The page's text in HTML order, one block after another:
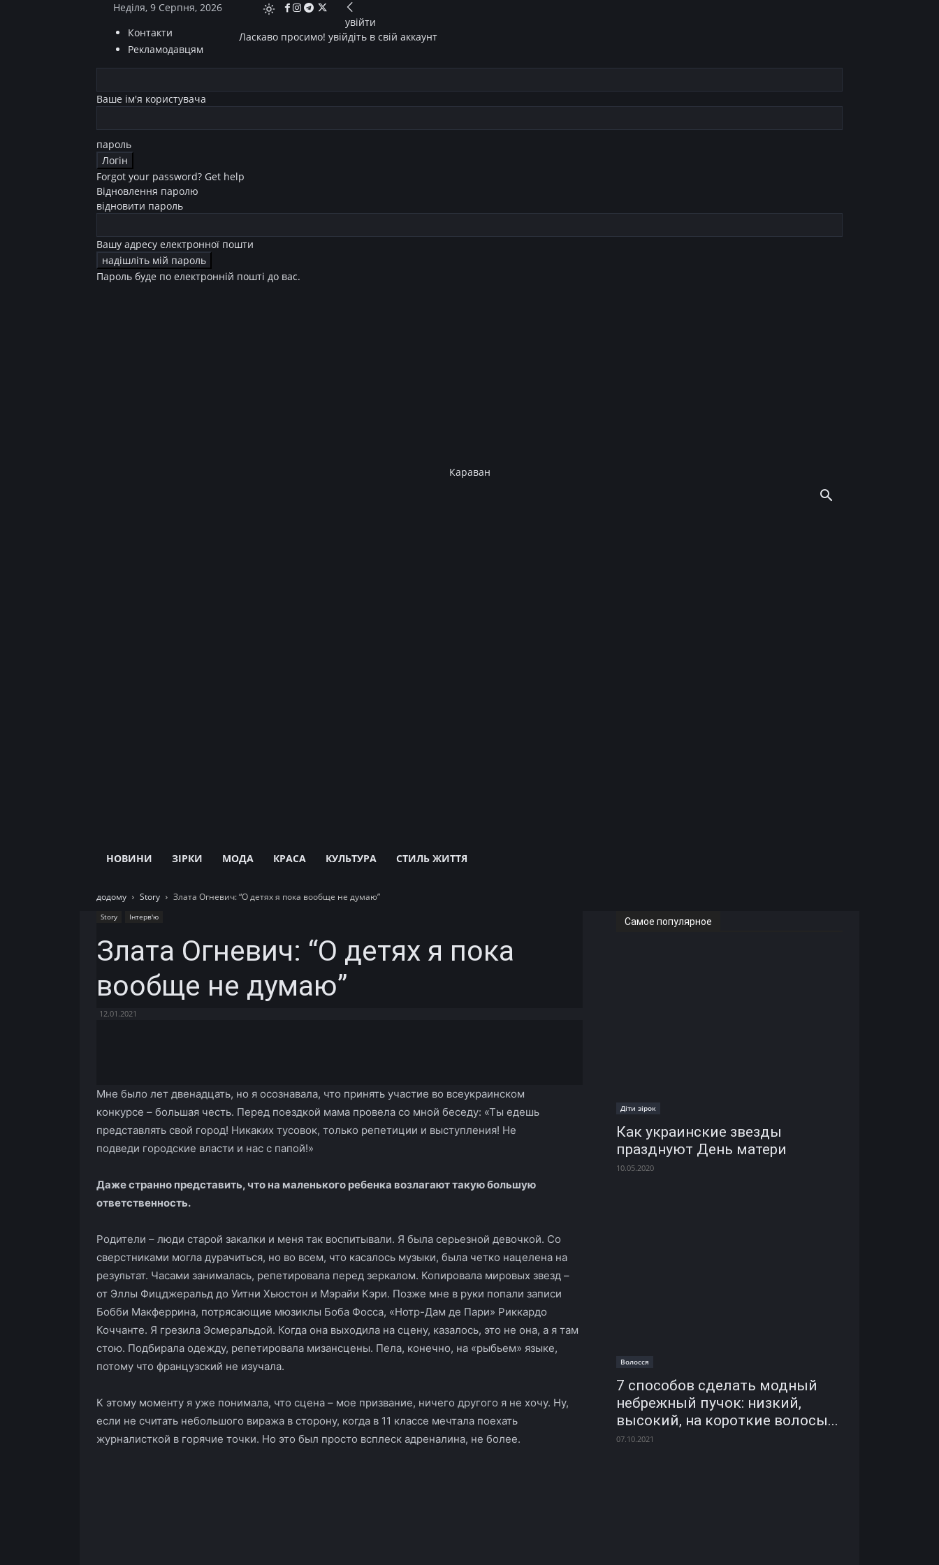
Неділя, 9 Серпня, 2026
Контакти
Рекламодавцям
увійти
Ласкаво просимо! увійдіть в свій аккаунт
Ваше ім'я користувача
пароль
Forgot your password? Get help
Відновлення паролю
відновити пароль
Вашу адресу електронної пошти
Пароль буде по електронній пошті до вас.
Караван
НОВИНИ ЗІРКИ МОДА КРАСА КУЛЬТУРА СТИЛЬ ЖИТТЯ
додому Story Злата Огневич: “О детях я пока вообще не думаю”
Story Інтерв'ю
Злата Огневич: “О детях я пока
вообще не думаю”
12.01.2021
Мне было лет двенадцать, но я осознавала, что принять участие во всеукраинском
конкурсе – большая честь. Перед поездкой мама провела со мной беседу: «Ты едешь
представлять свой город! Никаких тусовок, только репетиции и выступления! Не
подведи городские власти и нас с папой!»
Даже странно представить, что на маленького ребенка возлагают такую большую
ответственность.
Родители – люди старой закалки и меня так воспитывали. Я была серьезной девочкой. Со
сверстниками могла дурачиться, но во всем, что касалось музыки, была четко нацелена на
результат. Часами занималась, репетировала перед зеркалом. Копировала мировых звезд –
от Эллы Фицджеральд до Уитни Хьюстон и Мэрайи Кэри. Позже мне в руки попали записи
Бобби Макферрина, потрясающие мюзиклы Боба Фосса, «Нотр-Дам де Пари» Риккардо
Коччанте. Я грезила Эсмеральдой. Когда она выходила на сцену, казалось, это не она, а я там
стою. Подбирала одежду, репетировала мизансцены. Пела, конечно, на «рыбьем» языке,
потому что французский не изучала.
К этому моменту я уже понимала, что сцена – мое призвание, ничего другого я не хочу. Ну,
если не считать небольшого виража в сторону, когда в 11 классе мечтала поехать
журналисткой в горячие точки. Но это был просто всплеск адреналина, не более.
Самое популярное
Діти зірок
Как украинские звезды
празднуют День матери
10.05.2020
Волосся
7 способов сделать модный
небрежный пучок: низкий,
высокий, на короткие волосы...
07.10.2021